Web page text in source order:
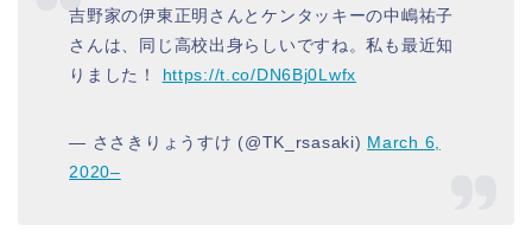
吉野家の伊東正明さんとケンタッキーの中嶋祐子
さんは、同じ高校出身らしいですね。私も最近知
りました！ https://t.co/DN6Bj0Lwfx
— ささきりょうすけ (@TK_rsasaki) March 6,
2020–